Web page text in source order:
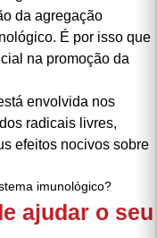
imunológico.
age diretamente nos
da agregação
É por isso que
na promoção da
envolvida nos
radicais livres,
efeitos nocivos sobre